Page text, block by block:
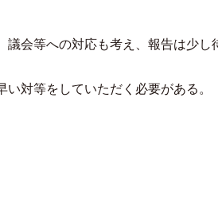
議会等への対応も考え、報告は少し
対等をしていただく必要がある。